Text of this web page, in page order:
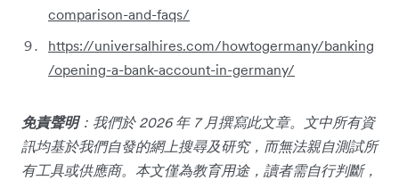
comparison-and-faqs/
https://universalhires.com/howtogermany/banking
/opening-a-bank-account-in-germany/
免責聲明：我們於 2026 年 7 月撰寫此文章。文中所有資
訊均基於我們自發的網上搜尋及研究，而無法親自測試所
有工具或供應商。本文僅為教育用途，讀者需自行判斷，